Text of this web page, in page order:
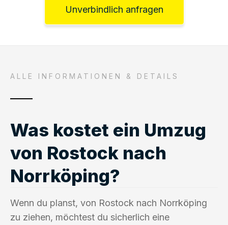
Unverbindlich anfragen
ALLE INFORMATIONEN & DETAILS
Was kostet ein Umzug
von Rostock nach
Norrköping?
Wenn du planst, von Rostock nach Norrköping
zu ziehen, möchtest du sicherlich eine